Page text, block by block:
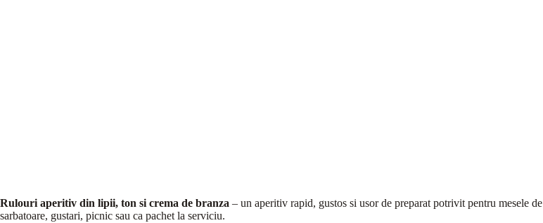
Rulouri aperitiv din lipii, ton si crema de branza – un aperitiv rapid, gustos si usor de preparat potrivit pentru mesele de
sarbatoare, gustari, picnic sau ca pachet la serviciu.